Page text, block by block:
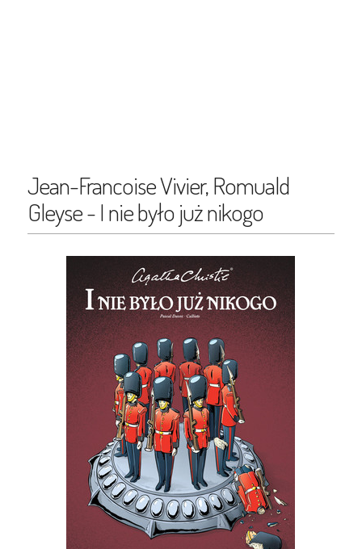
Jean-Francoise Vivier, Romuald
Gleyse - I nie było już nikogo